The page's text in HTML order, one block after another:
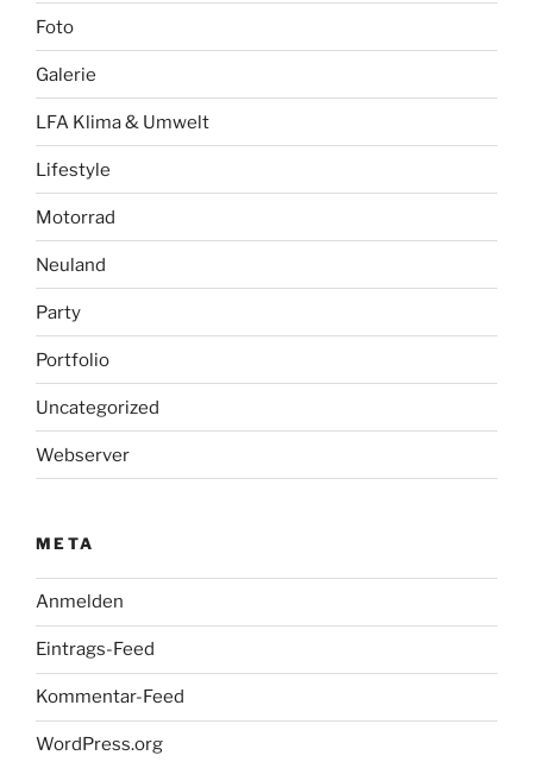
Foto
Galerie
LFA Klima & Umwelt
Lifestyle
Motorrad
Neuland
Party
Portfolio
Uncategorized
Webserver
META
Anmelden
Eintrags-Feed
Kommentar-Feed
WordPress.org